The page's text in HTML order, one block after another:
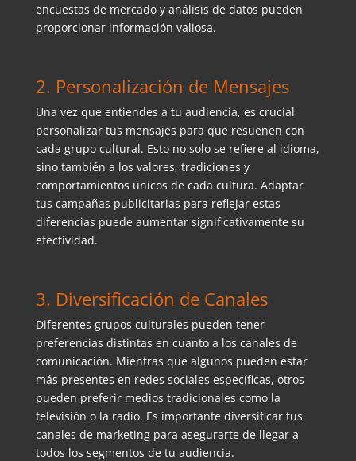
encuestas de mercado y análisis de datos pueden
proporcionar información valiosa.
2. Personalización de Mensajes
Una vez que entiendes a tu audiencia, es crucial
personalizar tus mensajes para que resuenen con
cada grupo cultural. Esto no solo se refiere al idioma,
sino también a los valores, tradiciones y
comportamientos únicos de cada cultura. Adaptar
tus campañas publicitarias para reflejar estas
diferencias puede aumentar significativamente su
efectividad.
3. Diversificación de Canales
Diferentes grupos culturales pueden tener
preferencias distintas en cuanto a los canales de
comunicación. Mientras que algunos pueden estar
más presentes en redes sociales específicas, otros
pueden preferir medios tradicionales como la
televisión o la radio. Es importante diversificar tus
canales de marketing para asegurarte de llegar a
todos los segmentos de tu audiencia.